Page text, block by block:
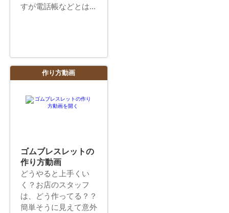
すが電話帳などとは...
作り方動画
ゴムブレスレットの
作り方動画
どうやると上手くい
く？お店のスタッフ
は、どう作ってる？？
簡単そうに見えて意外